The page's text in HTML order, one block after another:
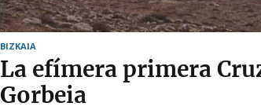
BIZKAIA
La efímera primera
Gorbeia